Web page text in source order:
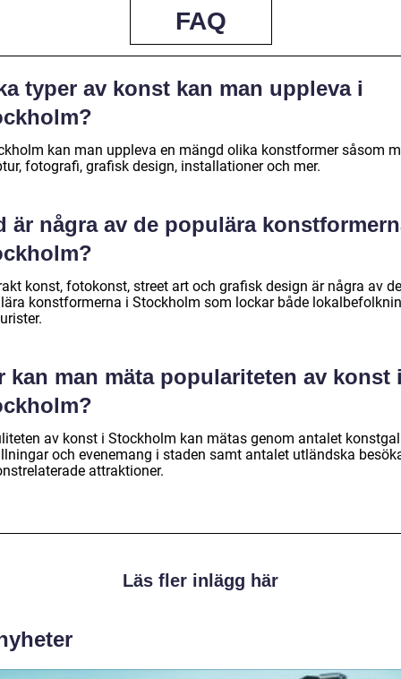
FAQ
typer av konst kan man uppleva i
kan man uppleva en mängd olika konstformer såsom
fotografi, grafisk design, installationer och mer.
är några av de populära
konst, fotokonst, street art och grafisk design är några av de
konstformerna i Stockholm som lockar både
kan man mäta populariteten av konst
av konst i Stockholm kan mätas genom antalet
och evenemang i staden samt antalet utländska
attraktioner.
Läs fler inlägg här